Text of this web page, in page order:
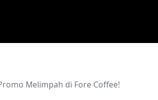
Melimpah di Fore Coffee!